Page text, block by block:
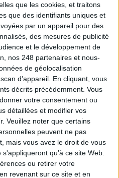
que les cookies, et traitons
que des identifiants uniques et
par un appareil pour des
des mesures de publicité
et le développement de
nos 248 partenaires et nous-
de géolocalisation
d'appareil. En cliquant, vous
décrits précédemment. Vous
votre consentement ou
détaillées et modifier vos
Veuillez noter que certains
peuvent ne pas
mais vous avez le droit de vous
qu’à ce site Web.
ou retirer votre
revenant sur ce site et en
de l’intelligence des